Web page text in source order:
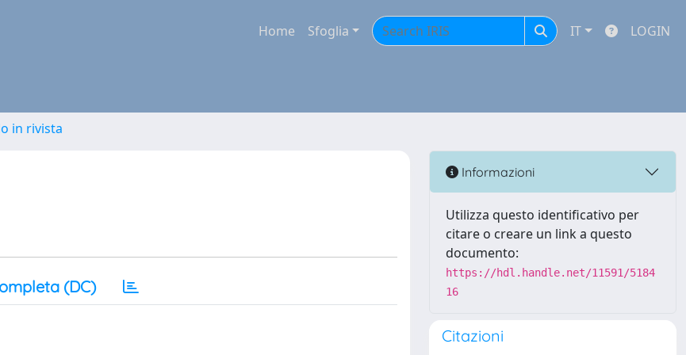
Home Sfoglia IT LOGIN
in rivista
(DC)
Informazioni
Utilizza questo identificativo per
citare o creare un link a questo
documento:
https://hdl.handle.net/11591/5184
16
Citazioni